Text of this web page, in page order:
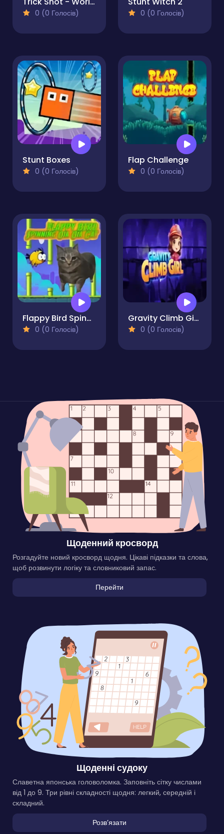
0 (0 Голосів) 0 (0 Голосів)
Stunt Boxes
0 (0 Голосів)
Flap Challenge
0 (0 Голосів)
Flappy Bird Spinning Oia Oia Cat
0 (0 Голосів)
Gravity Climb Girl Pro
0 (0 Голосів)
Щоденний кросворд
Розгадуйте новий кросворд щодня. Цікаві підказки та слова,
щоб розвинути логіку та словниковий запас.
Перейти
Щоденні судоку
Славетна японська головоломка. Заповніть сітку числами
від 1 до 9. Три рівні складності щодня: легкий, середній і
складний.
Розвʼязати